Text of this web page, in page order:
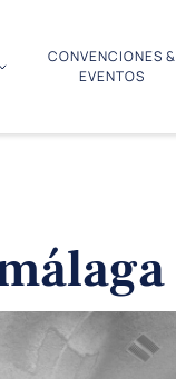
CONVENCIONES &
EVENTOS